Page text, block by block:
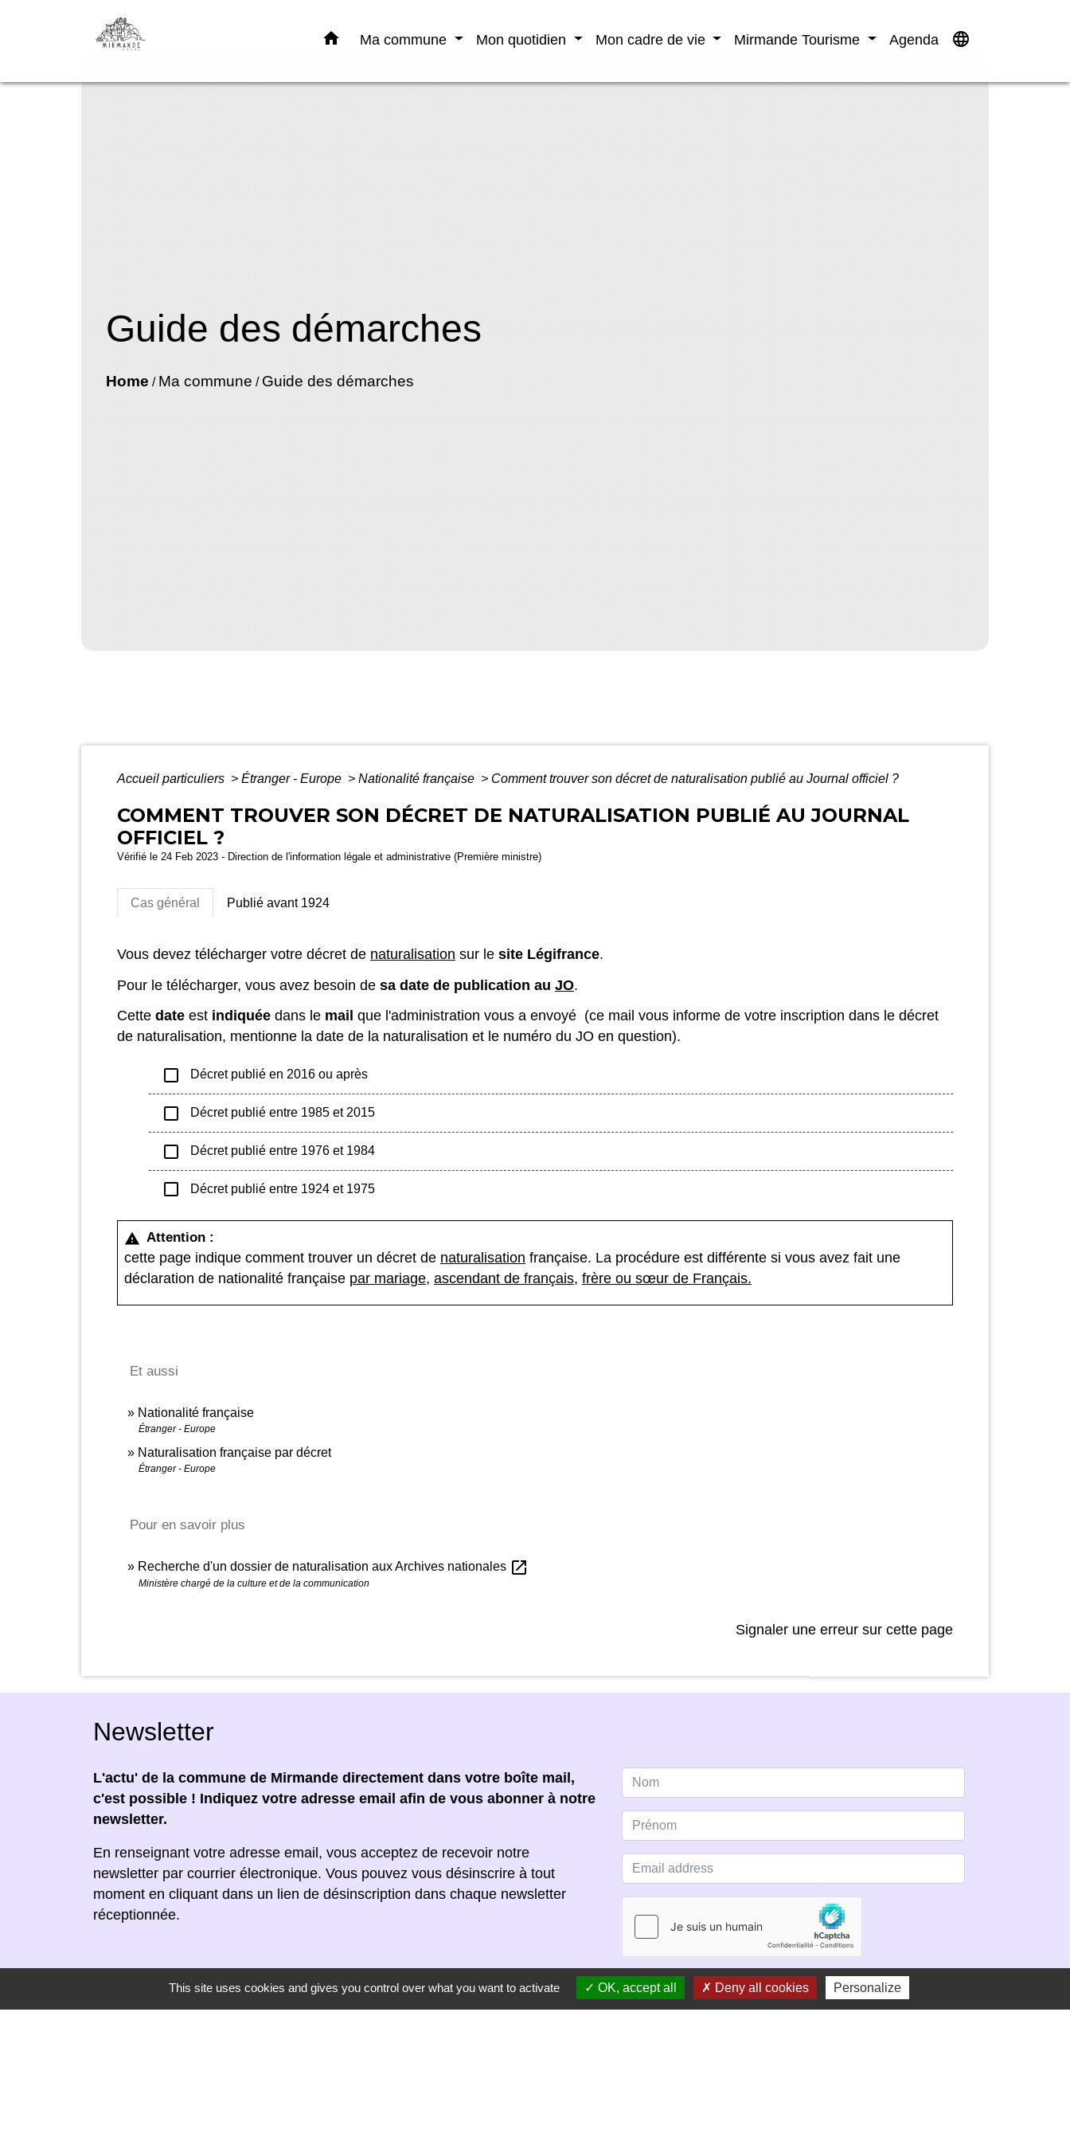
home Ma commune Mon quotidien Mon cadre de vie Mirmande Tourisme Agenda language
Guide des démarches
Home / Ma commune / Guide des démarches
Accueil particuliers > Étranger - Europe > Nationalité française > Comment trouver son décret de naturalisation publié au Journal officiel ?
COMMENT TROUVER SON DÉCRET DE NATURALISATION PUBLIÉ AU JOURNAL
OFFICIEL ?
Vérifié le 24 Feb 2023 - Direction de l'information légale et administrative (Première ministre)
Cas général Publié avant 1924
Vous devez télécharger votre décret de naturalisation sur le site Légifrance.
Pour le télécharger, vous avez besoin de sa date de publication au JO.
Cette date est indiquée dans le mail que l'administration vous a envoyé (ce mail vous informe de votre inscription dans le décret
de naturalisation, mentionne la date de la naturalisation et le numéro du JO en question).
check_box_outline_blank Décret publié en 2016 ou après
check_box_outline_blank Décret publié entre 1985 et 2015
check_box_outline_blank Décret publié entre 1976 et 1984
check_box_outline_blank Décret publié entre 1924 et 1975
warning Attention :
cette page indique comment trouver un décret de naturalisation française. La procédure est différente si vous avez fait une
déclaration de nationalité française par mariage, ascendant de français, frère ou sœur de Français.
Et aussi
Nationalité française
Étranger - Europe
Naturalisation française par décret
Étranger - Europe
Pour en savoir plus
Recherche d'un dossier de naturalisation aux Archives nationales open_in_new
Ministère chargé de la culture et de la communication
Signaler une erreur sur cette page
Newsletter
L'actu' de la commune de Mirmande directement dans votre boîte mail,
c'est possible ! Indiquez votre adresse email afin de vous abonner à notre
newsletter.
En renseignant votre adresse email, vous acceptez de recevoir notre
newsletter par courrier électronique. Vous pouvez vous désinscrire à tout
moment en cliquant dans un lien de désinscription dans chaque newsletter
réceptionnée.
S'ABONNER
This site uses cookies and gives you control over what you want to activate OK, accept all Deny all cookies Personalize